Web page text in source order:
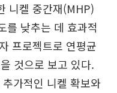
니켈 중간재(MHP)
를 낮추는 데 효과적
프로젝트로 연평균
것으로 보고 있다.
가적인 니켈 확보와